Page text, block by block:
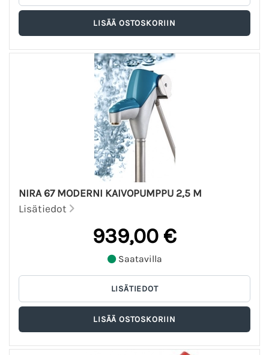
NIRA 67 MODERNI KAIVOPUMPPU 2,5 M
Lisätiedot
939,00 €
Saatavilla